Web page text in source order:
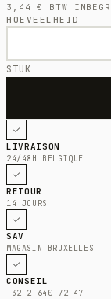
3,44€
BTW
HOEVEELHEID
STUK
LIVRAISON
24/48H BELGIQUE
RETOUR
14 JOURS
SAV
MAGASIN BRUXELLES
CONSEIL
+32 2 640 72 47